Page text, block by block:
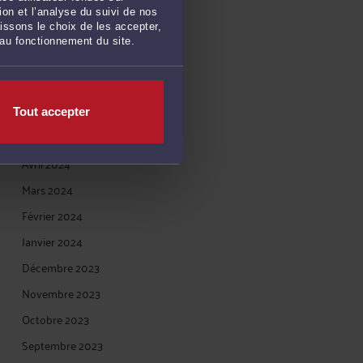
et l’analyse du suivi de nos
le choix de les accepter,
fonctionnement du site.
Tout accepter
Novembre 2024
Octobre 2024
Juillet 2024
Juin 2024
Avril 2024
Mars 2024
Février 2024
Janvier 2024
Décembre 2023
Novembre 2023
Octobre 2023
Septembre 2023